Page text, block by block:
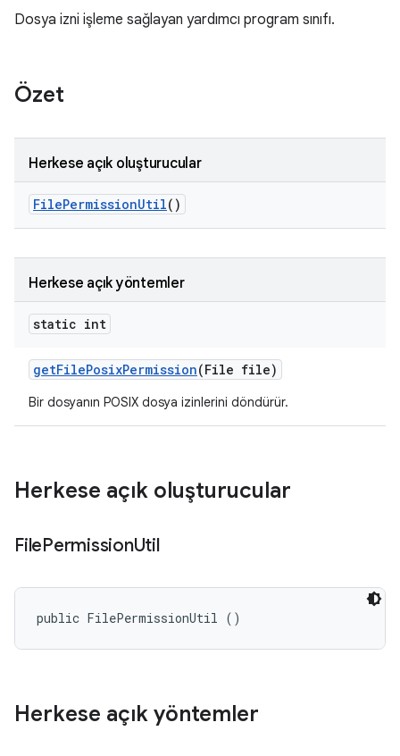
Dosya izni işleme sağlayan yardımcı program sınıfı.
Özet
Herkese açık oluşturucular
FilePermissionUtil()
Herkese açık yöntemler
static int
getFilePosixPermission(File file)
Bir dosyanın POSIX dosya izinlerini döndürür.
Herkese açık oluşturucular
FilePermissionUtil
public FilePermissionUtil ()
Herkese açık yöntemler